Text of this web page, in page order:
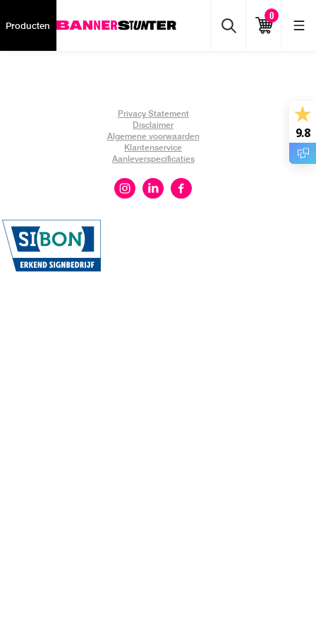
Producten
0
Privacy Statement
Disclaimer
Algemene voorwaarden
Klantenservice
Aanleverspecificaties
9.8